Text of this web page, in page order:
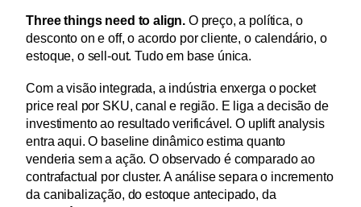
Three things need to align. O preço, a política, o
desconto on e off, o acordo por cliente, o calendário, o
estoque, o sell-out. Tudo em base única.
Com a visão integrada, a indústria enxerga o pocket
price real por SKU, canal e região. E liga a decisão de
investimento ao resultado verificável. O uplift analysis
entra aqui. O baseline dinâmico estima quanto
venderia sem a ação. O observado é comparado ao
contrafactual por cluster. A análise separa o incremento
da canibalização, do estoque antecipado, da